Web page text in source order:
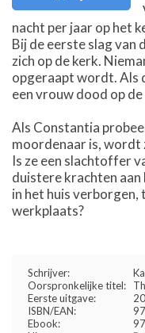
nacht per jaar op het
Bij de eerste slag van
zich op de kerk.
opgeraapt wordt. Als
een vrouw dood op
Als Constantia
moordenaar is, wordt
Is ze een slachtoffer
duistere krachten aan
in het huis
werkplaats?
Schrijver:
Oorspronkelijke titel:
Eerste uitgave:
ISBN/EAN:
Ebook: